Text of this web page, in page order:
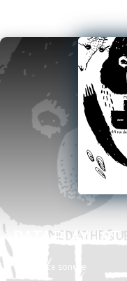
DATA PLAYLIST
Résistance sonore